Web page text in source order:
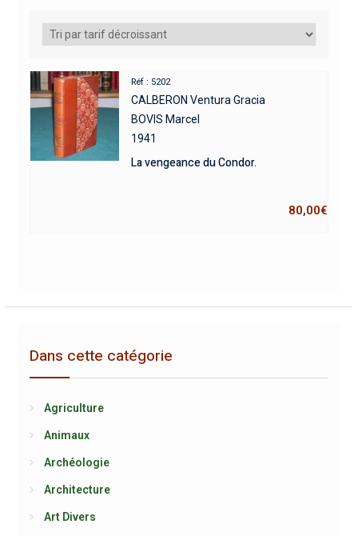
Réf : 5202
CALBERON Ventura Gracia
BOVIS Marcel
1941
La vengeance du Condor.
80,00€
Dans cette catégorie
Agriculture
Animaux
Archéologie
Architecture
Art Divers